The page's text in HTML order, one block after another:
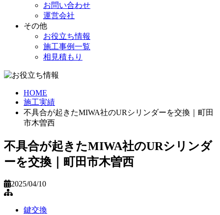
お問い合わせ
運営会社
その他
お役立ち情報
施工事例一覧
相見積もり
HOME
施工実績
不具合が起きたMIWA社のURシリンダーを交換｜町田
市木曽西
不具合が起きたMIWA社のURシリンダ
ーを交換｜町田市木曽西
2025/04/10
鍵交換